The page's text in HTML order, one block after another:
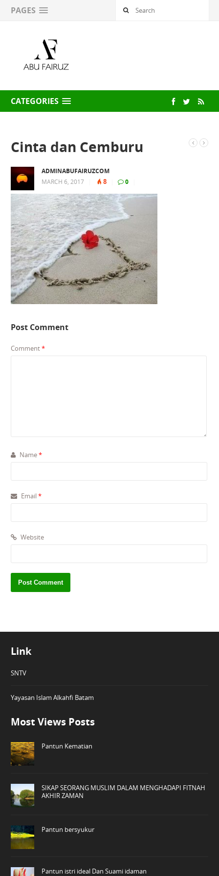
PAGES
CATEGORIES
Cinta dan Cemburu
ADMINABUFAIRUZCOM
MARCH 6, 2017
8 0
Post Comment
Comment*
Name*
Email*
Website
Link
SNTV
Yayasan Islam Alkahfi Batam
Most Views Posts
Pantun Kematian
SIKAP SEORANG MUSLIM DALAM MENGHADAPI FITNAH
AKHIR ZAMAN
Pantun bersyukur
Pantun istri ideal Dan Suami idaman